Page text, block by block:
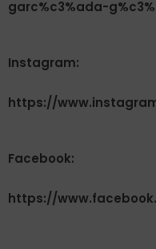
garc%c3%ada-
Instagram:
https://
Facebook:
https://